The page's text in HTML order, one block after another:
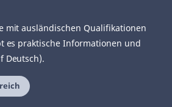
mit ausländischen Qualifikationen
es praktische Informationen und
Deutsch).